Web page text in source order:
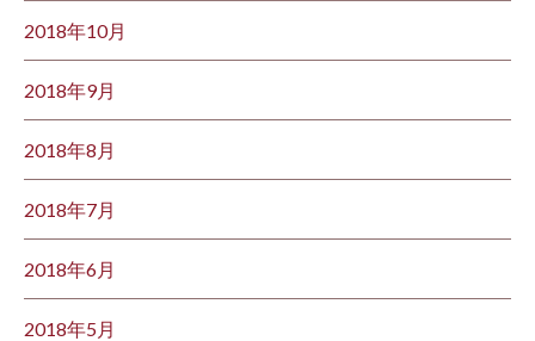
2018年10月
2018年9月
2018年8月
2018年7月
2018年6月
2018年5月